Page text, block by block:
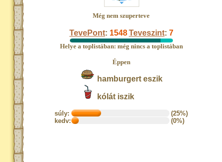
Még nem szuperteve
TevePont: 1548Teveszint: 7
Helye a toplistában: még nincs a toplistában
Éppen
hamburgert eszik
kólát iszik
súly:
(25%)
kedv:
(0%)